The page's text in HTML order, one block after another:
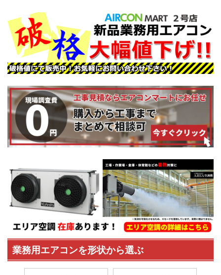
業務用エアコンを形状から選ぶ